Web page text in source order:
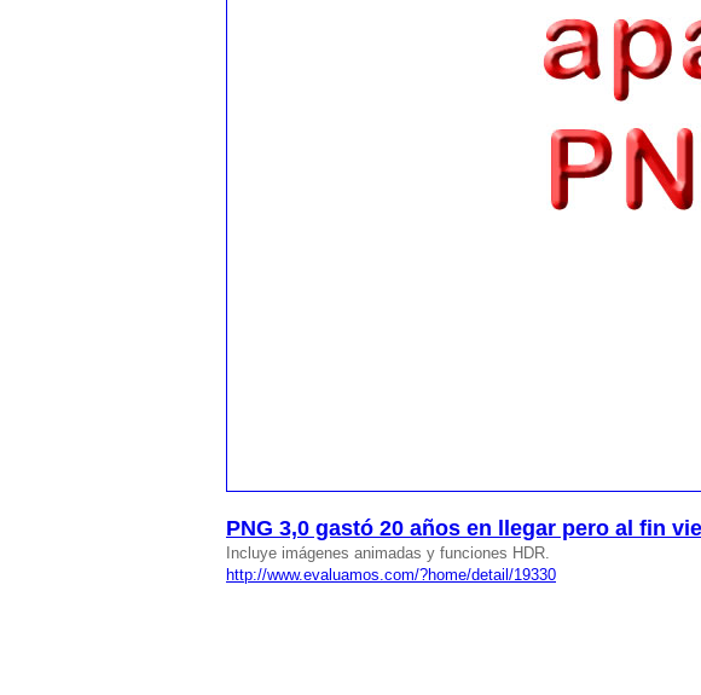
PNG 3,0 gastó 20 años en llegar pero al fin
Incluye imágenes animadas y funciones HDR.
http://www.evaluamos.com/?home/detail/19330